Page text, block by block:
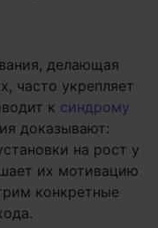
делающая
часто укрепляет
к синдрому
доказывают:
на рост у
их мотивацию
конкретные